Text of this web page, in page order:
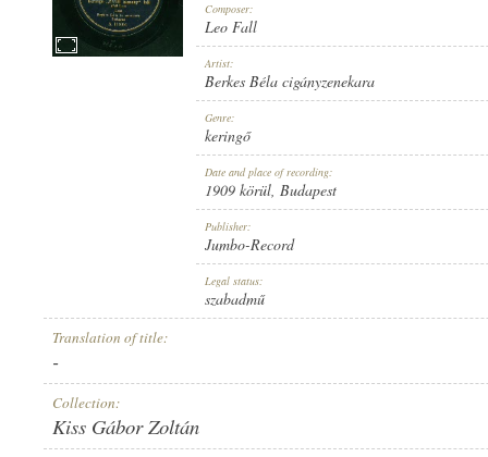
JUMBO-RECORD
RECORD NUMBER: A. 110061.
Composer:
Leo Fall
Artist:
Berkes Béla cigányzenekara
Genre:
keringő
Date and place of recording:
1909 körül, Budapest
Publisher:
Jumbo-Record
Legal status:
szabadmű
Translation of title:
-
Collection:
Kiss Gábor Zoltán